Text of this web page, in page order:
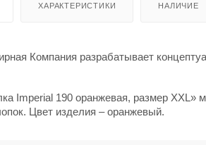
ХАРАКТЕРИСТИКИ НАЛИЧИЕ
Компания разрабатывает
Imperial 190 оранжевая, размер XXL»
Цвет изделия – оранжевый.